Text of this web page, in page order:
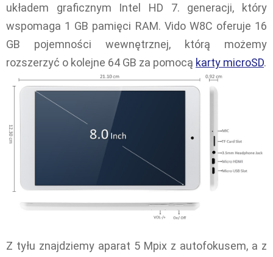
układem graficznym Intel HD 7. generacji, który
wspomaga 1 GB pamięci RAM. Vido W8C oferuje 16
GB pojemności wewnętrznej, którą możemy
rozszerzyć o kolejne 64 GB za pomocą karty microSD.
Z tyłu znajdziemy aparat 5 Mpix z autofokusem, a z